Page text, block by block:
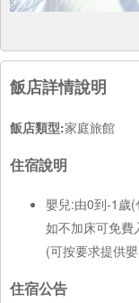
飯店詳情說明
飯店類型:家庭旅館
住宿說明
嬰兒:由0到-1歲(
如不加床可免費
(可按要求提供
住宿公告